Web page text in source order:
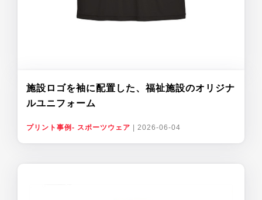
施設ロゴを袖に配置した、福祉施設のオリジナ
ルユニフォーム
プリント事例- スポーツウェア 2026-06-04